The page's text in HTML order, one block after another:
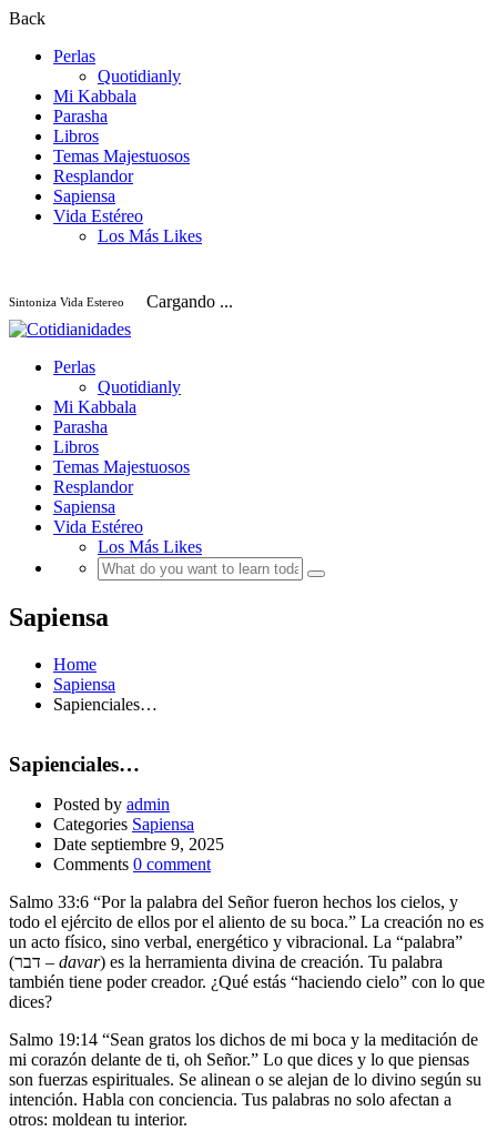
Back
Perlas
Quotidianly
Mi Kabbala
Parasha
Libros
Temas Majestuosos
Resplandor
Sapiensa
Vida Estéreo
Los Más Likes
Sintoniza Vida Estereo Cargando ...
Perlas
Quotidianly
Mi Kabbala
Parasha
Libros
Temas Majestuosos
Resplandor
Sapiensa
Vida Estéreo
Los Más Likes
Sapiensa
Home
Sapiensa
Sapienciales…
Sapienciales…
Posted by admin
Categories Sapiensa
Date septiembre 9, 2025
Comments 0 comment
Salmo 33:6 “Por la palabra del Señor fueron hechos los cielos, y
todo el ejército de ellos por el aliento de su boca.” La creación no es
un acto físico, sino verbal, energético y vibracional. La “palabra”
(דבר – davar) es la herramienta divina de creación. Tu palabra
también tiene poder creador. ¿Qué estás “haciendo cielo” con lo que
dices?
Salmo 19:14 “Sean gratos los dichos de mi boca y la meditación de
mi corazón delante de ti, oh Señor.” Lo que dices y lo que piensas
son fuerzas espirituales. Se alinean o se alejan de lo divino según su
intención. Habla con conciencia. Tus palabras no solo afectan a
otros: moldean tu interior.